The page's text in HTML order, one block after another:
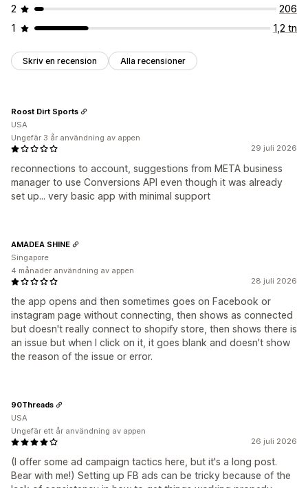
2
206
1
1,2 tn
Skriv en recension Alla recensioner
29 juli 2026
reconnections to account, suggestions from META business
manager to use Conversions API even though it was already
set up... very basic app with minimal support
Roost Dirt Sports
USA
Ungefär 3 år användning av appen
28 juli 2026
the app opens and then sometimes goes on Facebook or
instagram page without connecting, then shows as connected
but doesn't really connect to shopify store, then shows there is
an issue but when I click on it, it goes blank and doesn't show
the reason of the issue or error.
AMADEA SHINE
Singapore
4 månader användning av appen
26 juli 2026
(I offer some ad campaign tactics here, but it's a long post.
Bear with me!) Setting up FB ads can be tricky because of the
90Threads
USA
Ungefär ett år användning av appen